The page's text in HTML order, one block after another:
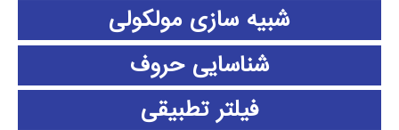
شبیه سازی مولکولی
شناسایی حروف
فیلتر تطبیقی